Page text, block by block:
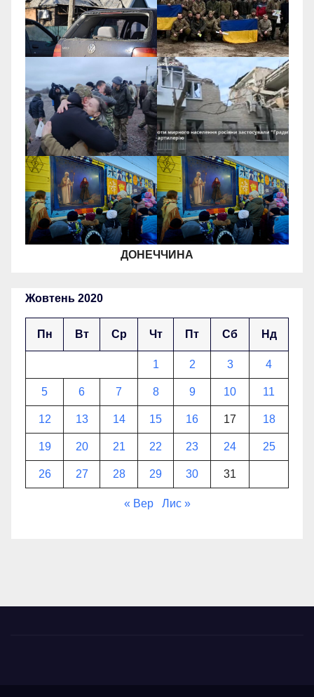
ДОНЕЧЧИНА
Жовтень 2020
Пн Вт Ср Чт Пт Сб Нд
1 2 3 4
5 6 7 8 9 10 11
12 13 14 15 16 17 18
19 20 21 22 23 24 25
26 27 28 29 30 31
« Вер Лис »